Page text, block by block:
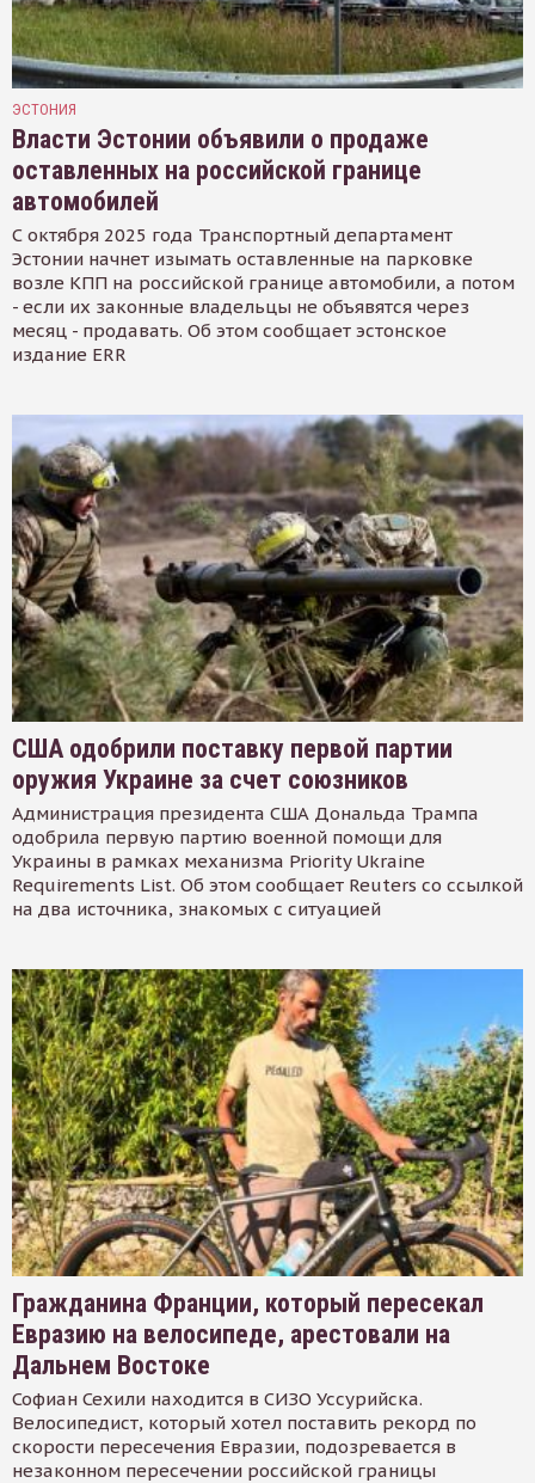
ЭСТОНИЯ
Власти Эстонии объявили о продаже
оставленных на российской границе
автомобилей
С октября 2025 года Транспортный департамент
Эстонии начнет изымать оставленные на парковке
возле КПП на российской границе автомобили, а потом
- если их законные владельцы не объявятся через
месяц - продавать. Об этом сообщает эстонское
издание ERR
США одобрили поставку первой партии
оружия Украине за счет союзников
Администрация президента США Дональда Трампа
одобрила первую партию военной помощи для
Украины в рамках механизма Priority Ukraine
Requirements List. Об этом сообщает Reuters со ссылкой
на два источника, знакомых с ситуацией
Гражданина Франции, который пересекал
Евразию на велосипеде, арестовали на
Дальнем Востоке
Софиан Сехили находится в СИЗО Уссурийска.
Велосипедист, который хотел поставить рекорд по
скорости пересечения Евразии, подозревается в
незаконном пересечении российской границы